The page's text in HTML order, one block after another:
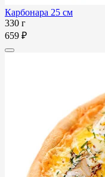
Карбонара 25 см
330 г
659 ₽